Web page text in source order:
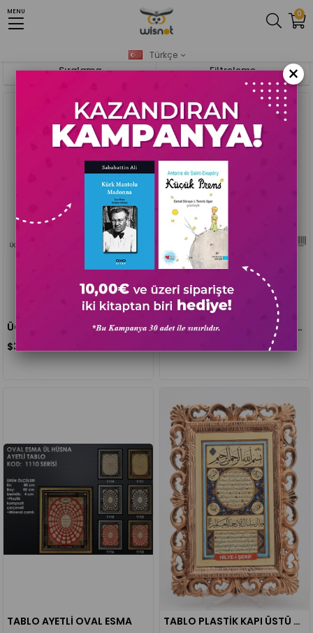
0
MENU
Türkçe
Filtreleme
Sıralama
ÜÇLÜ DUA 5 PARÇA TABLO 25X36 CM
$3.95
ÜÇLÜ DUA 5 PARÇA TABLO 14X17 CM
TABLO AYETLİ OVAL ESMA
TABLO PLASTİK KAPI ÜSTÜ HİLYEİ ŞERİF 18X28 CM
×